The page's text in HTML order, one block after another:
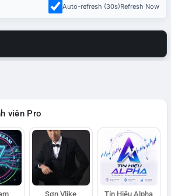
Auto-refresh (30s)Refresh Now
viên Pro
Sơn Vlike Tín Hiệu Alpha